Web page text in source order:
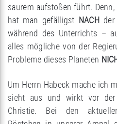
saurem aufstoßen führt.
hat man gefälligst NACH
während des Unterrichts –
alles mögliche von der
Probleme dieses Planeten
Um Herrn Habeck mache ich
sieht aus und wirkt vor der
Christie. Bei den